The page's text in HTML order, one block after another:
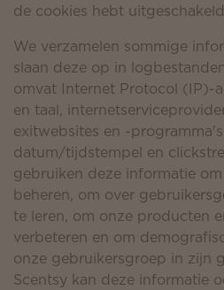
de cookies hebt
We verzamelen sommige
slaan deze op in
omvat Internet Protocol (IP)-
en taal,
exitwebsites en -
datum/tijdstempel en
gebruiken deze informatie
beheren, om over
te leren, om onze producten
verbeteren en om
onze gebruikersgroep in zijn
Scentsy kan deze informatie